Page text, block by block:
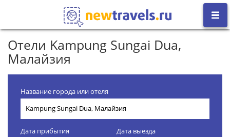
Отели Kampung Sungai Dua,
Малайзия
Название города или отеля
Дата прибытия Дата выезда